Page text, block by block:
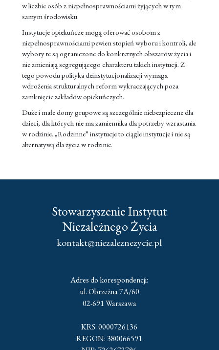
w liczbie osób z niepełnosprawnościami żyjących w tym
samym środowisku.
Instytucje opiekuńcze mogą oferować osobom z
niepełnosprawnościami pewien stopień wyboru i kontroli, ale
wybory te są ograniczone do konkretnych obszarów życia i
nie zmieniają segregującego charakteru takich instytucji. Z
tego powodu polityka deinstytucjonalizacji wymaga
wdrożenia strukturalnych reform wykraczających poza
zamknięcie zakładów opiekuńczych.
Duże i małe domy grupowe są szczególnie niebezpieczne dla
dzieci, dla których nie ma zamiennika dla potrzeby wzrastania
w rodzinie. „Rodzinne” instytucje to ciągle instytucje i nie są
alternatywą dla życia w rodzinie.
Stowarzyszenie Instytut
Niezależnego Życia
kontakt@niezaleznezycie.pl
Adres do korespondencji:
ul. Obrzeżna 7A/60
02-691 Warszawa
KRS: 0000726136
REGON: 380066591